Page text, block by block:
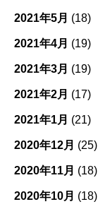
2021年5月 (18)
2021年4月 (19)
2021年3月 (19)
2021年2月 (17)
2021年1月 (21)
2020年12月 (25)
2020年11月 (18)
2020年10月 (18)